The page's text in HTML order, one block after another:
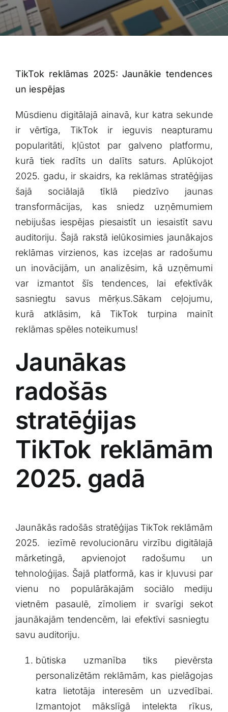
Blogs
Attēlu galerija
Video galerija
Vakances
BUJ
Kontakti
Klientu portāls
English
TikTok ⁤reklāmas 2025: Jaunākie tendences
un iespējas
Mūsdienu digitālajā ainavā, ⁤kur katra sekunde
ir‍ vērtīga, TikTok ir ieguvis neapturamu
popularitāti, kļūstot par galveno platformu,
kurā tiek radīts un⁤ dalīts saturs. ⁤Aplūkojot
2025. gadu, ir skaidrs, ka ⁤reklāmas stratēģijas‍
šajā⁤ sociālajā tīklā piedzīvo jaunas
transformācijas, kas sniedz uzņēmumiem
nebijušas iespējas piesaistīt un iesaistīt savu
auditoriju.⁢ Šajā ⁢rakstā ielūkosimies jaunākajos
reklāmas virzienos, kas izceļas ‌ar radošumu
‌un inovācijām, ⁤un​ analizēsim, kā uzņēmumi
var izmantot šīs tendences, lai efektīvāk
sasniegtu savus mērķus.Sākam⁢ ceļojumu,
kurā atklāsim, kā TikTok turpina mainīt
reklāmas spēles noteikumus!
Jaunākas
⁤radošās⁣
stratēģijas
TikTok reklāmām
2025. gadā
Jaunākās radošās stratēģijas TikTok reklāmām
2025. ⁢ iezīmē revolucionāru virzību ⁤digitālajā
mārketingā, apvienojot radošumu un⁣
tehnoloģijas. Šajā platformā, kas ​ir kļuvusi par
vienu no ⁢populārākajām sociālo ‍mediju
vietnēm pasaulē, zīmoliem ir ‌svarīgi sekot
jaunākajām tendencēm, lai efektīvi ‌sasniegtu ​
savu ⁣auditoriju.
būtiska uzmanība tiks pievērsta
personalizētām reklāmām, kas pielāgojas
katra lietotāja interesēm un ‍uzvedībai.
Izmantojot mākslīgā intelekta rīkus,